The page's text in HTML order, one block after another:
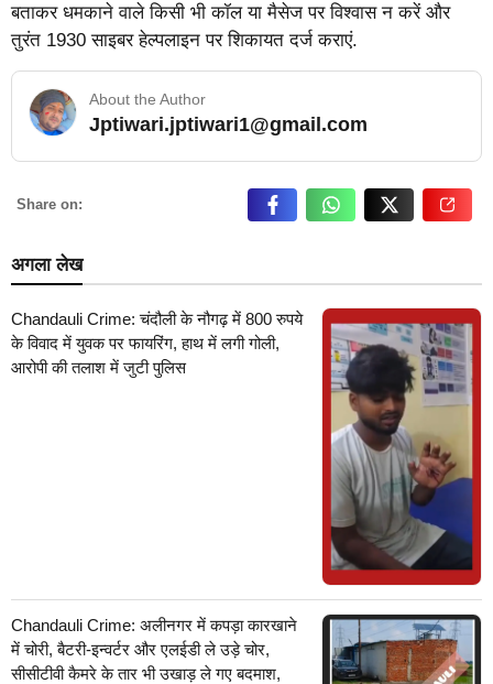
बताकर धमकाने वाले किसी भी कॉल या मैसेज पर विश्वास न करें और
तुरंत 1930 साइबर हेल्पलाइन पर शिकायत दर्ज कराएं.
About the Author
Jptiwari.jptiwari1@gmail.com… Read More
Share on:
अगला लेख
Chandauli Crime: चंदौली के नौगढ़ में 800 रुपये
के विवाद में युवक पर फायरिंग, हाथ में लगी गोली,
आरोपी की तलाश में जुटी पुलिस
Chandauli Crime: अलीनगर में कपड़ा कारखाने
में चोरी, बैटरी-इन्वर्टर और एलईडी ले उड़े चोर,
सीसीटीवी कैमरे के तार भी उखाड़ ले गए बदमाश,